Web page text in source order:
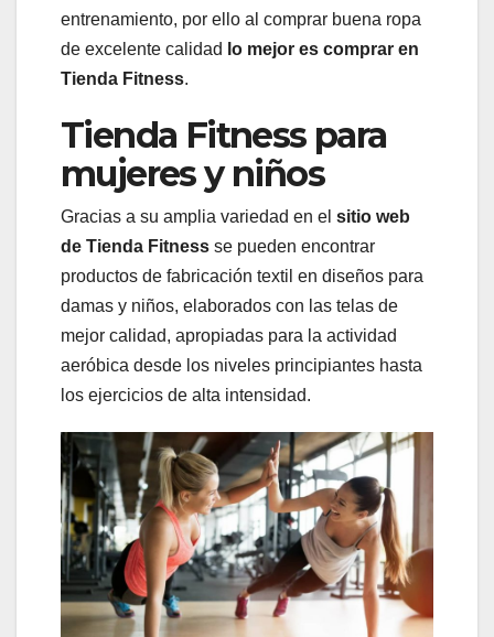
entrenamiento, por ello al comprar buena ropa
de excelente calidad lo mejor es comprar en
Tienda Fitness.
Tienda Fitness para
mujeres y niños
Gracias a su amplia variedad en el sitio web
de Tienda Fitness se pueden encontrar
productos de fabricación textil en diseños para
damas y niños, elaborados con las telas de
mejor calidad, apropiadas para la actividad
aeróbica desde los niveles principiantes hasta
los ejercicios de alta intensidad.